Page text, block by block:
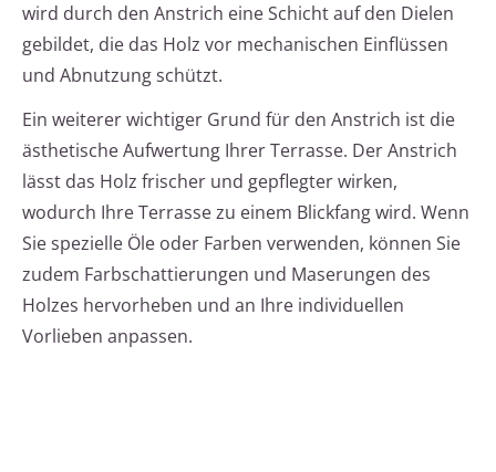
wird durch den Anstrich eine Schicht auf den Dielen
gebildet, die das Holz vor mechanischen Einflüssen
und Abnutzung schützt.
Ein weiterer wichtiger Grund für den Anstrich ist die
ästhetische Aufwertung Ihrer Terrasse. Der Anstrich
lässt das Holz frischer und gepflegter wirken,
wodurch Ihre Terrasse zu einem Blickfang wird. Wenn
Sie spezielle Öle oder Farben verwenden, können Sie
zudem Farbschattierungen und Maserungen des
Holzes hervorheben und an Ihre individuellen
Vorlieben anpassen.